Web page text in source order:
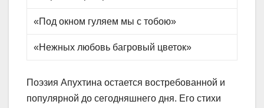
«Под окном гуляем мы с тобою»
«Нежных любовь багровый цветок»
Поэзия Апухтина остается востребованной и
популярной до сегодняшнего дня. Его стихи